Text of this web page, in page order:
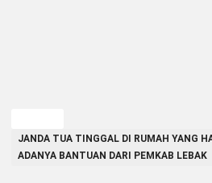
JANDA TUA TINGGAL DI RUMAH YANG
ADANYA BANTUAN DARI PEMKAB LEBAK